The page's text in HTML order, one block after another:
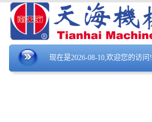
现在是2026-08-10,欢迎您的访问!